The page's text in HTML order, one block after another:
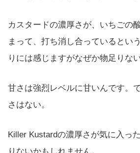
カスタードの濃厚さが、いちごの
まって、打ち消し合っているとい
りには感じますがなぜか物足りない
甘さは強烈レベルに甘いんです。
さはない。
Killer Kustardの濃厚さが気に入っ